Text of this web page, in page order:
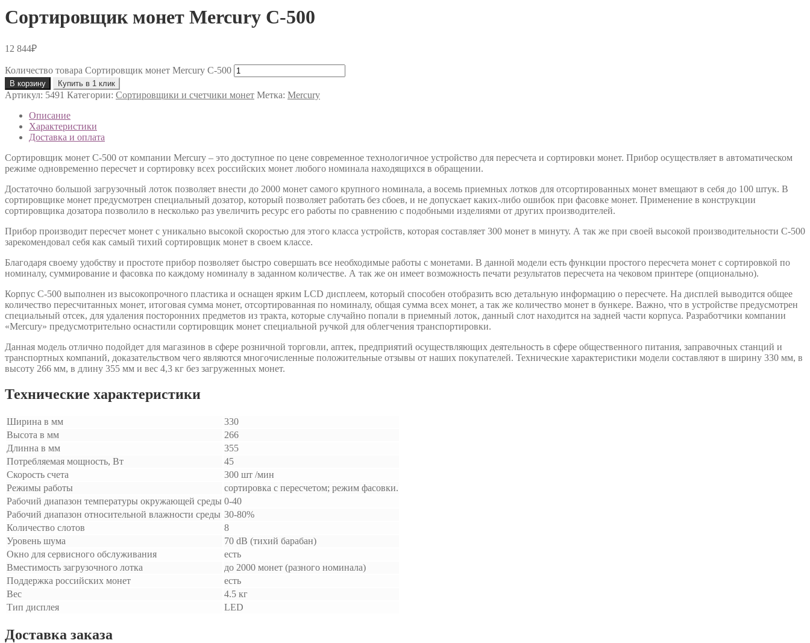
Сортировщик монет Mercury C-500
12 844₽
Количество товара Сортировщик монет Mercury C-500
В корзину Купить в 1 клик
Артикул: 5491 Категории: Сортировщики и счетчики монет Метка: Mercury
Описание
Характеристики
Доставка и оплата
Сортировщик монет C-500 от компании Mercury – это доступное по цене современное технологичное устройство для пересчета и сортировки монет. Прибор осуществляет в автоматическом
режиме одновременно пересчет и сортировку всех российских монет любого номинала находящихся в обращении.
Достаточно большой загрузочный лоток позволяет внести до 2000 монет самого крупного номинала, а восемь приемных лотков для отсортированных монет вмещают в себя до 100 штук. В
сортировщике монет предусмотрен специальный дозатор, который позволяет работать без сбоев, и не допускает каких-либо ошибок при фасовке монет. Применение в конструкции
сортировщика дозатора позволило в несколько раз увеличить ресурс его работы по сравнению с подобными изделиями от других производителей.
Прибор производит пересчет монет с уникально высокой скоростью для этого класса устройств, которая составляет 300 монет в минуту. А так же при своей высокой производительности C-500
зарекомендовал себя как самый тихий сортировщик монет в своем классе.
Благодаря своему удобству и простоте прибор позволяет быстро совершать все необходимые работы с монетами. В данной модели есть функции простого пересчета монет с сортировкой по
номиналу, суммирование и фасовка по каждому номиналу в заданном количестве. А так же он имеет возможность печати результатов пересчета на чековом принтере (опционально).
Корпус C-500 выполнен из высокопрочного пластика и оснащен ярким LCD дисплеем, который способен отобразить всю детальную информацию о пересчете. На дисплей выводится общее
количество пересчитанных монет, итоговая сумма монет, отсортированная по номиналу, общая сумма всех монет, а так же количество монет в бункере. Важно, что в устройстве предусмотрен
специальный отсек, для удаления посторонних предметов из тракта, которые случайно попали в приемный лоток, данный слот находится на задней части корпуса. Разработчики компании
«Mercury» предусмотрительно оснастили сортировщик монет специальной ручкой для облегчения транспортировки.
Данная модель отлично подойдет для магазинов в сфере розничной торговли, аптек, предприятий осуществляющих деятельность в сфере общественного питания, заправочных станций и
транспортных компаний, доказательством чего являются многочисленные положительные отзывы от наших покупателей. Технические характеристики модели составляют в ширину 330 мм, в
высоту 266 мм, в длину 355 мм и вес 4,3 кг без загруженных монет.
Технические характеристики
Ширина в мм
330
Высота в мм
266
Длинна в мм
355
Потребляемая мощность, Вт
45
Скорость счета
300 шт /мин
Режимы работы
сортировка с пересчетом; режим фасовки.
Рабочий диапазон температуры окружающей среды 0-40
Рабочий диапазон относительной влажности среды 30-80%
Количество слотов
8
Уровень шума
70 dB (тихий барабан)
Окно для сервисного обслуживания
есть
Вместимость загрузочного лотка
до 2000 монет (разного номинала)
Поддержка российских монет
есть
Вес
4.5 кг
Тип дисплея
LED
Доставка заказа